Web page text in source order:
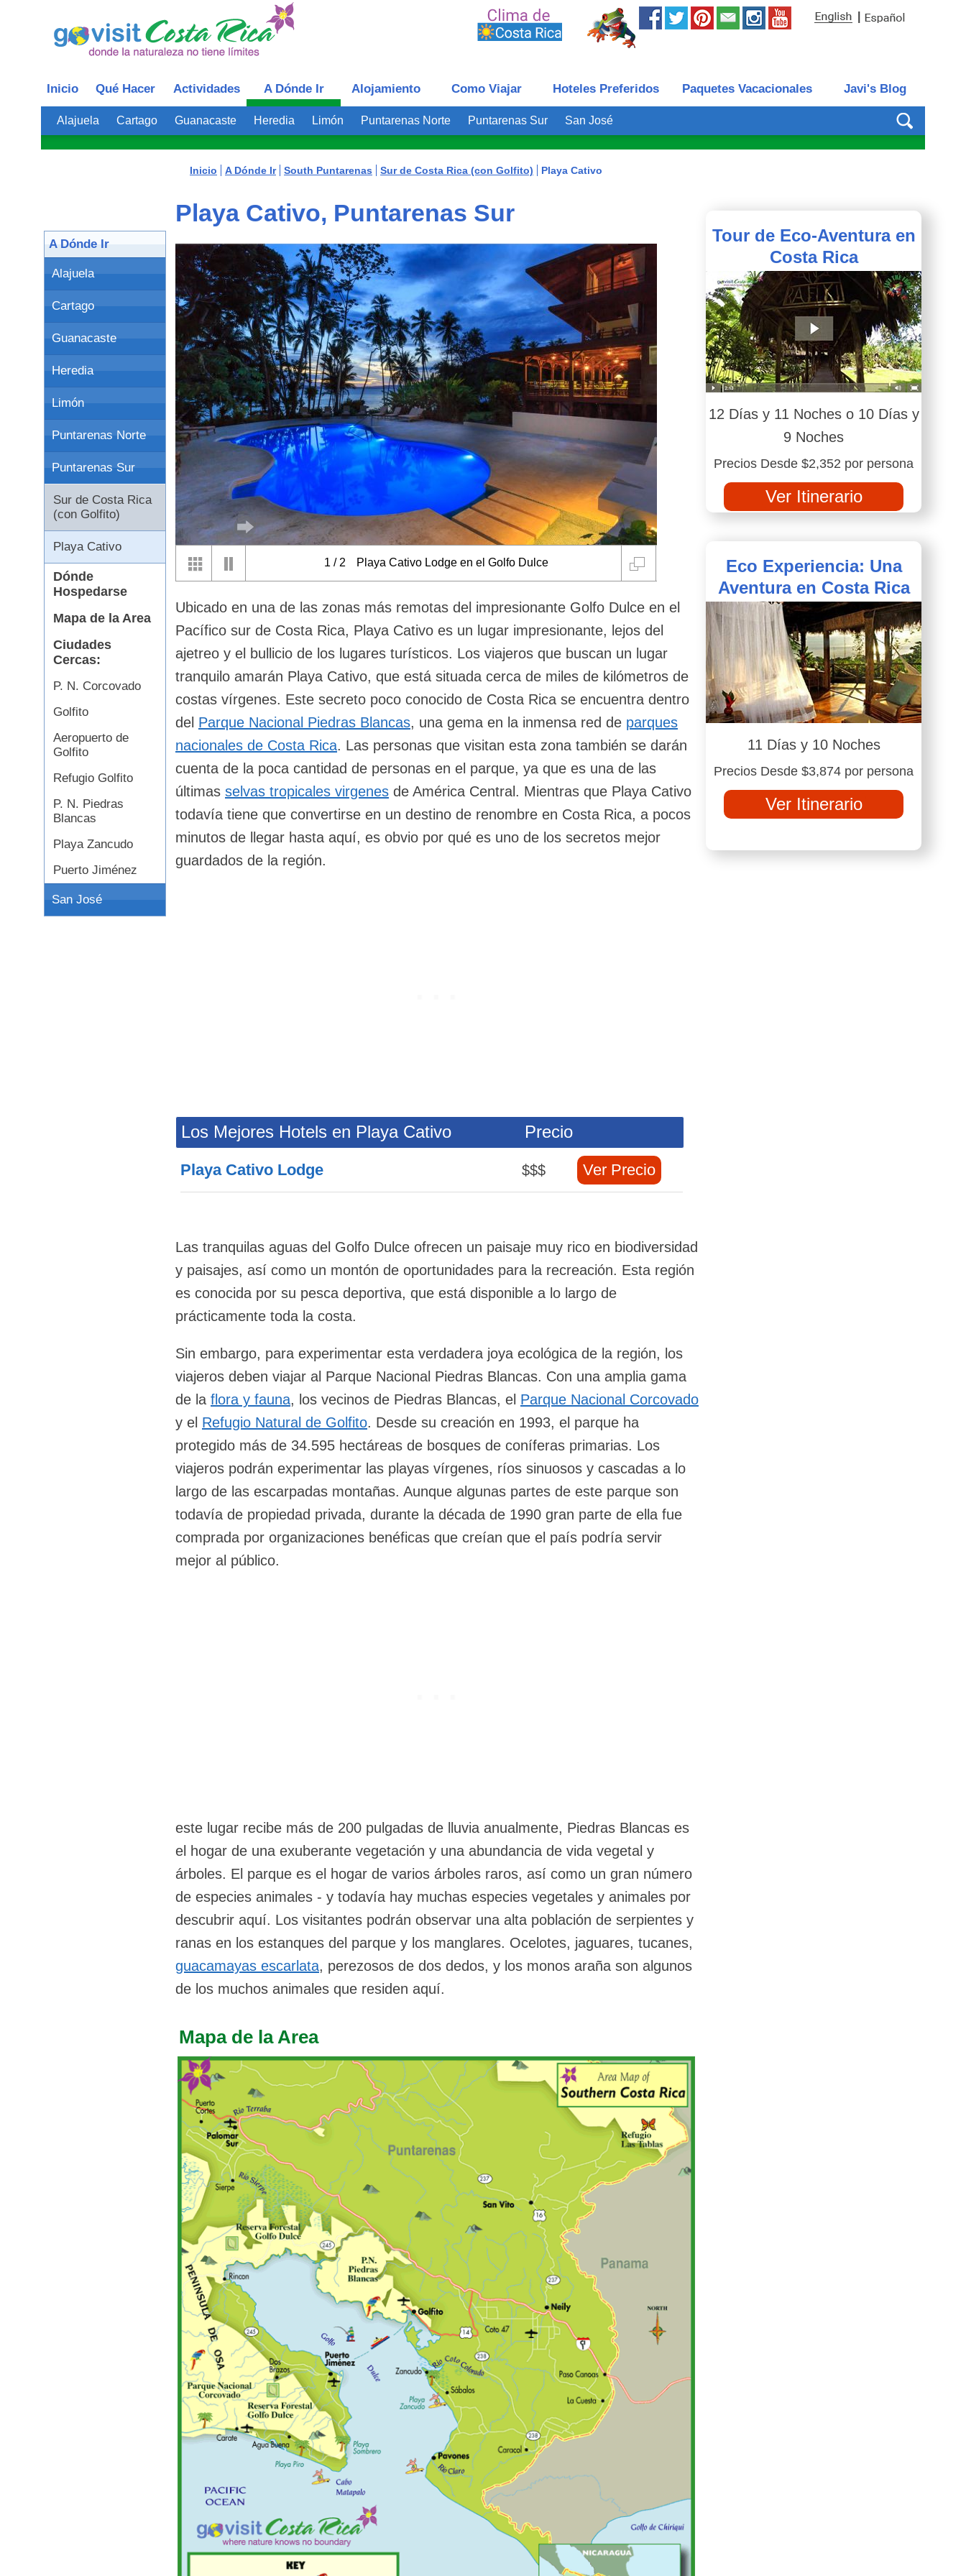
Inicio Qué Hacer Actividades A Dónde Ir Alojamiento Como Viajar Hoteles Preferidos Paquetes Vacacionales Javi's Blog
Alajuela Cartago Guanacaste Heredia Limón Puntarenas Norte Puntarenas Sur San José
A Dónde Ir
Alajuela
Cartago
Guanacaste
Heredia
Limón
Puntarenas Norte
Puntarenas Sur
Sur de Costa Rica
(con Golfito)
Playa Cativo
Dónde
Hospedarse
Mapa de la Area
Ciudades
Cercas:
P. N. Corcovado
Golfito
Aeropuerto de
Golfito
Refugio Golfito
P. N. Piedras
Blancas
Playa Zancudo
Puerto Jiménez
San José
Inicio A Dónde Ir South Puntarenas Sur de Costa Rica (con Golfito) Playa Cativo
Playa Cativo, Puntarenas Sur
1 / 2 Playa Cativo Lodge en el Golfo Dulce
Ubicado en una de las zonas más remotas del impresionante Golfo Dulce en el
Pacífico sur de Costa Rica, Playa Cativo es un lugar impresionante, lejos del
ajetreo y el bullicio de los lugares turísticos. Los viajeros que buscan un lugar
tranquilo amarán Playa Cativo, que está situada cerca de miles de kilómetros de
costas vírgenes. Este secreto poco conocido de Costa Rica se encuentra dentro
del Parque Nacional Piedras Blancas, una gema en la inmensa red de parques
nacionales de Costa Rica. Las personas que visitan esta zona también se darán
cuenta de la poca cantidad de personas en el parque, ya que es una de las
últimas selvas tropicales virgenes de América Central. Mientras que Playa Cativo
todavía tiene que convertirse en un destino de renombre en Costa Rica, a pocos
minutos de llegar hasta aquí, es obvio por qué es uno de los secretos mejor
guardados de la región.
Los Mejores Hotels en Playa Cativo Precio
Playa Cativo Lodge $$$ Ver Precio
Las tranquilas aguas del Golfo Dulce ofrecen un paisaje muy rico en biodiversidad
y paisajes, así como un montón de oportunidades para la recreación. Esta región
es conocida por su pesca deportiva, que está disponible a lo largo de
prácticamente toda la costa.
Sin embargo, para experimentar esta verdadera joya ecológica de la región, los
viajeros deben viajar al Parque Nacional Piedras Blancas. Con una amplia gama
de la flora y fauna, los vecinos de Piedras Blancas, el Parque Nacional Corcovado
y el Refugio Natural de Golfito. Desde su creación en 1993, el parque ha
protegido más de 34.595 hectáreas de bosques de coníferas primarias. Los
viajeros podrán experimentar las playas vírgenes, ríos sinuosos y cascadas a lo
largo de las escarpadas montañas. Aunque algunas partes de este parque son
todavía de propiedad privada, durante la década de 1990 gran parte de ella fue
comprada por organizaciones benéficas que creían que el país podría servir
mejor al público.
este lugar recibe más de 200 pulgadas de lluvia anualmente, Piedras Blancas es
el hogar de una exuberante vegetación y una abundancia de vida vegetal y
árboles. El parque es el hogar de varios árboles raros, así como un gran número
de especies animales - y todavía hay muchas especies vegetales y animales por
descubrir aquí. Los visitantes podrán observar una alta población de serpientes y
ranas en los estanques del parque y los manglares. Ocelotes, jaguares, tucanes,
guacamayas escarlata, perezosos de dos dedos, y los monos araña son algunos
de los muchos animales que residen aquí.
Mapa de la Area
Tour de Eco-Aventura en
Costa Rica
12 Días y 11 Noches o 10 Días y
9 Noches
Precios Desde $2,352 por persona
Ver Itinerario
Eco Experiencia: Una
Aventura en Costa Rica
11 Días y 10 Noches
Precios Desde $3,874 por persona
Ver Itinerario